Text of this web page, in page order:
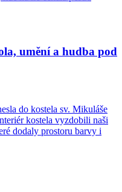
umění a hudba pod
do kostela sv. Mikuláše
kostela vyzdobili naši
dodaly prostoru barvy i